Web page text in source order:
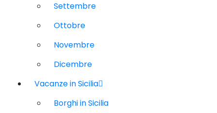
Settembre
Ottobre
Novembre
Dicembre
Vacanze in Sicilia
Borghi in Sicilia